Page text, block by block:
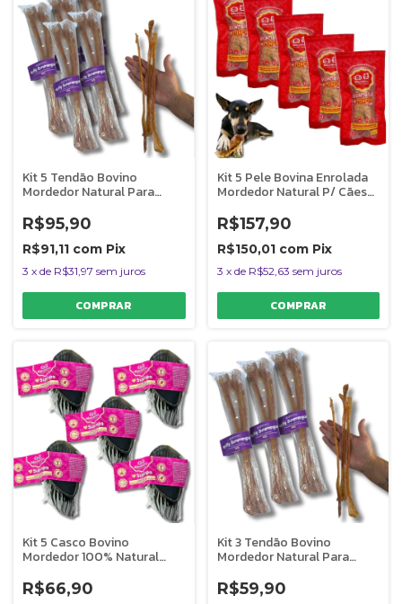
Kit 5 Tendão Bovino
Mordedor Natural Para
AlecrimPet
R$95,90
R$91,11 com Pix
3 x de R$31,97 sem juros
Kit 5 Pele Bovina Enrolada
Mordedor Natural P/ Cães
AlecrimPet
R$157,90
R$150,01 com Pix
3 x de R$52,63 sem juros
Kit 5 Casco Bovino
Mordedor 100% Natural
AlecrimPet
R$66,90
Kit 3 Tendão Bovino
Mordedor Natural Para
AlecrimPet
R$59,90